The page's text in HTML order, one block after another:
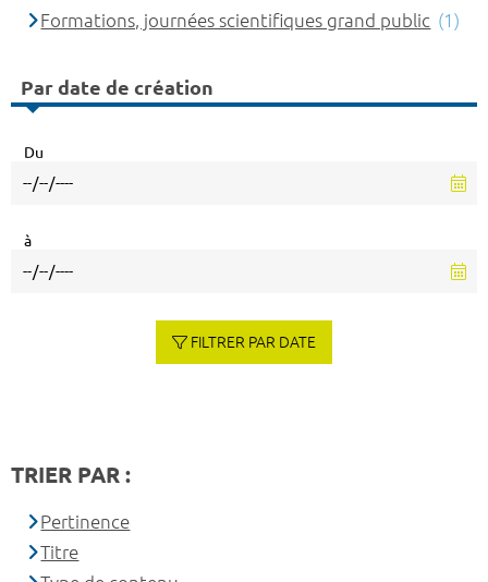
Formations, journées scientifiques grand public (1)
Par date de création
Du
à
FILTRER PAR DATE
TRIER PAR :
Pertinence
Titre